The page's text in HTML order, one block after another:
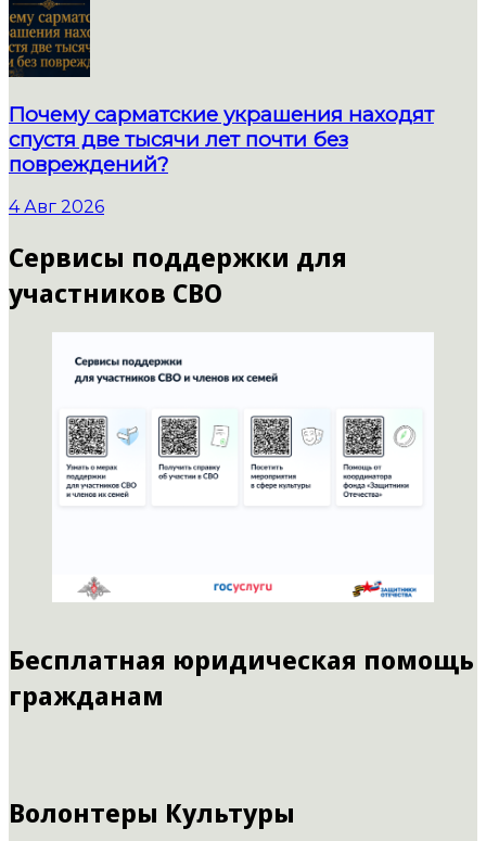
Почему сарматские украшения находят
спустя две тысячи лет почти без
повреждений?
4 Авг 2026
Сервисы поддержки для
участников СВО
Бесплатная юридическая помощь
гражданам
Волонтеры Культуры